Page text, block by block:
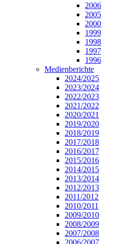
2006
2005
2000
1999
1998
1997
1996
Medienberichte
2024/2025
2023/2024
2022/2023
2021/2022
2020/2021
2019/2020
2018/2019
2017/2018
2016/2017
2015/2016
2014/2015
2013/2014
2012/2013
2011/2012
2010/2011
2009/2010
2008/2009
2007/2008
2006/2007